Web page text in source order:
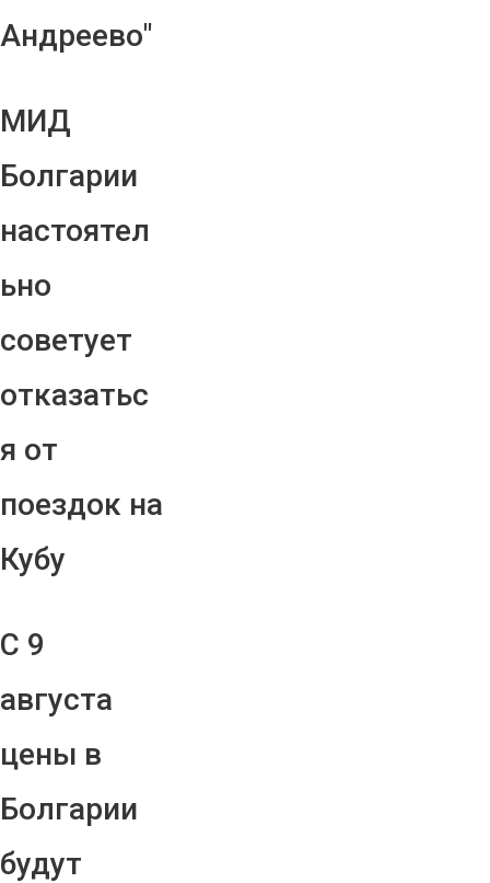
Андреево"
МИД
Болгарии
настоятел
ьно
советует
отказатьс
я от
поездок на
Кубу
С 9
августа
цены в
Болгарии
будут